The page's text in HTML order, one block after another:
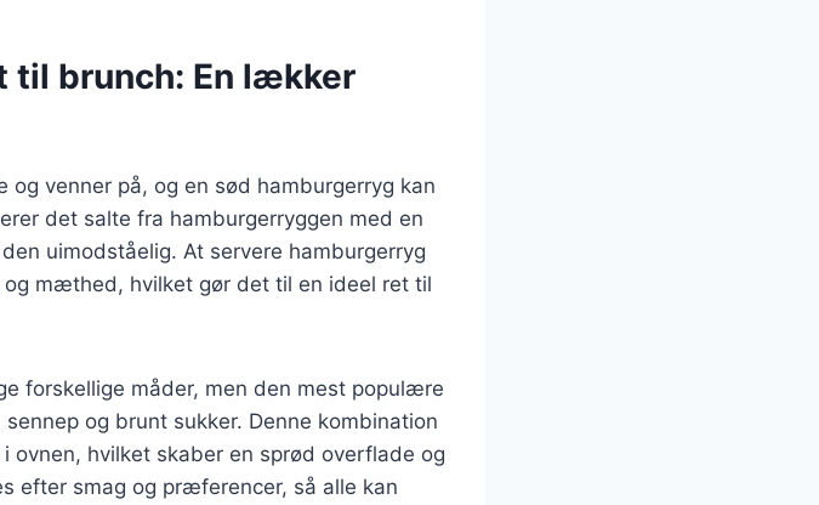
til brunch: En lækker
venner på, og en sød hamburgerryg kan
det salte fra hamburgerryggen med en
uimodståelig. At servere hamburgerryg
mæthed, hvilket gør det til en ideel ret til
forskellige måder, men den mest populære
og brunt sukker. Denne kombination
ovnen, hvilket skaber en sprød overflade og
efter smag og præferencer, så alle kan